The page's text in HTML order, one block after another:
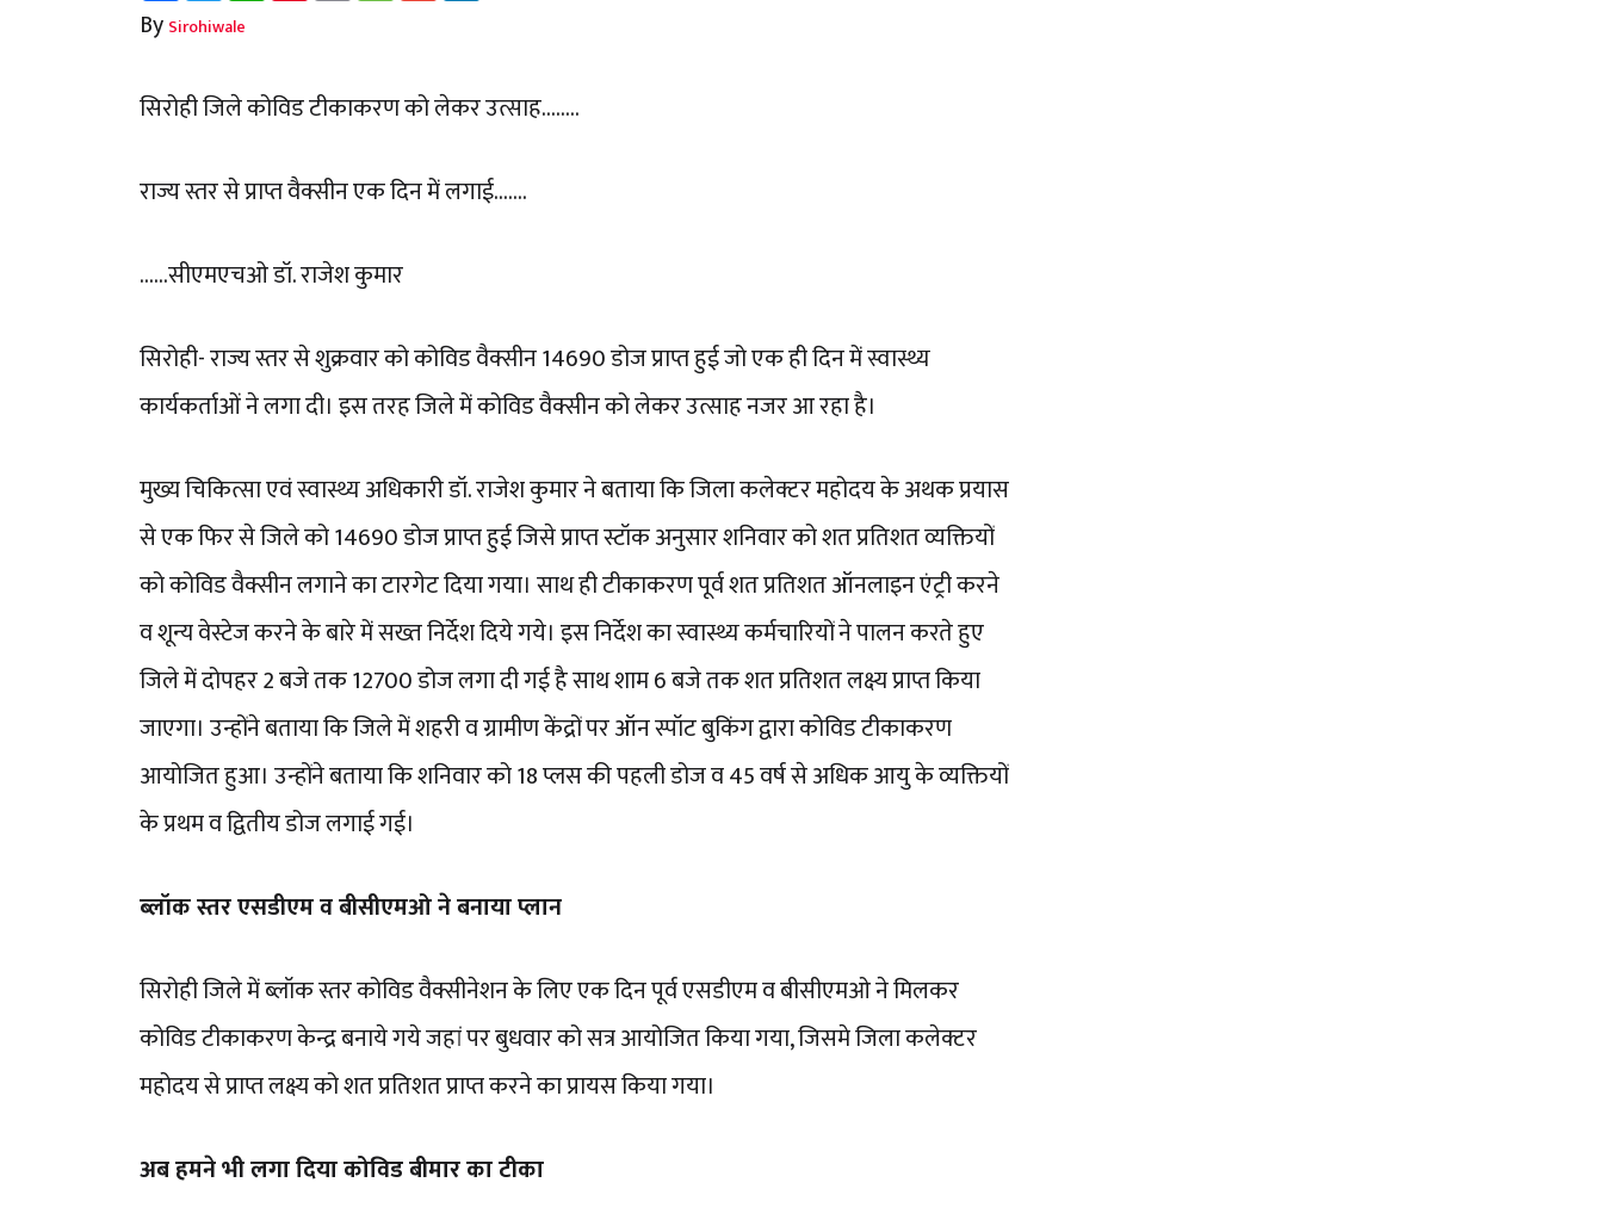
By Sirohiwale
सिरोही जिले कोविड टीकाकरण को लेकर उत्साह........
राज्य स्तर से प्राप्त वैक्सीन एक दिन में लगाई.......
......सीएमएचओ डॉ. राजेश कुमार
सिरोही- राज्य स्तर से शुक्रवार को कोविड वैक्सीन 14690 डोज प्राप्त हुई जो एक ही दिन में स्वास्थ्य
कार्यकर्ताओं ने लगा दी। इस तरह जिले में कोविड वैक्सीन को लेकर उत्साह नजर आ रहा है।
मुख्य चिकित्सा एवं स्वास्थ्य अधिकारी डॉ. राजेश कुमार ने बताया कि जिला कलेक्टर महोदय के अथक प्रयास
से एक फिर से जिले को 14690 डोज प्राप्त हुई जिसे प्राप्त स्टॉक अनुसार शनिवार को शत प्रतिशत व्यक्तियों
को कोविड वैक्सीन लगाने का टारगेट दिया गया। साथ ही टीकाकरण पूर्व शत प्रतिशत ऑनलाइन एंट्री करने
व शून्य वेस्टेज करने के बारे में सख्त निर्देश दिये गये। इस निर्देश का स्वास्थ्य कर्मचारियों ने पालन करते हुए
जिले में दोपहर 2 बजे तक 12700 डोज लगा दी गई है साथ शाम 6 बजे तक शत प्रतिशत लक्ष्य प्राप्त किया
जाएगा। उन्होंने बताया कि जिले में शहरी व ग्रामीण केंद्रों पर ऑन स्पॉट बुकिंग द्वारा कोविड टीकाकरण
आयोजित हुआ। उन्होंने बताया कि शनिवार को 18 प्लस की पहली डोज व 45 वर्ष से अधिक आयु के व्यक्तियों
के प्रथम व द्वितीय डोज लगाई गई।
ब्लॉक स्तर एसडीएम व बीसीएमओ ने बनाया प्लान
सिरोही जिले में ब्लॉक स्तर कोविड वैक्सीनेशन के लिए एक दिन पूर्व एसडीएम व बीसीएमओ ने मिलकर
कोविड टीकाकरण केन्द्र बनाये गये जहां पर बुधवार को सत्र आयोजित किया गया, जिसमे जिला कलेक्टर
महोदय से प्राप्त लक्ष्य को शत प्रतिशत प्राप्त करने का प्रायस किया गया।
अब हमने भी लगा दिया कोविड बीमार का टीका